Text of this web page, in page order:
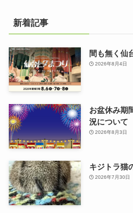
新着記事
間も無く仙
2026年8月4日
お盆休み期
況について
2026年8月3日
キジトラ猫
2026年7月30日